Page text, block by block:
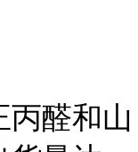
丙醛和山